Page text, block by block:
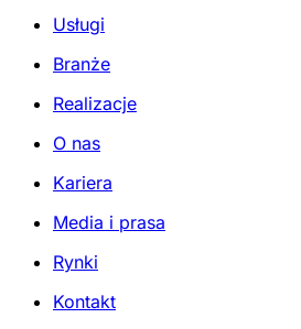
Usługi
Branże
Realizacje
O nas
Kariera
Media i prasa
Rynki
Kontakt